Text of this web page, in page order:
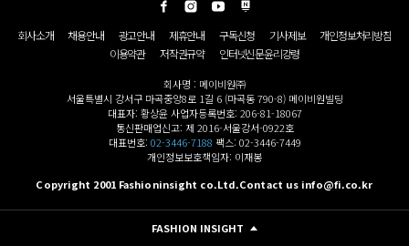
회사소개 채용안내 광고안내 제휴안내 구독신청 기사제보
개인정보처리방침
이용약관
저작권규약 인터넷신문윤리강령
회사명 : 메이비원㈜
서울특별시 강서구 마곡중앙8로 1길 6 (마곡동 790-8) 메이비원빌딩
대표자: 황상윤 사업자등록번호: 206-81-18067
통신판매업신고: 제 2016-서울강서-0922호
대표번호: 02-3446-7188 팩스: 02-3446-7449
개인정보보호책임자: 이재봉
Copyright 2001 Fashioninsight co.Ltd.Contact us info@fi.co.kr
FASHION INSIGHT